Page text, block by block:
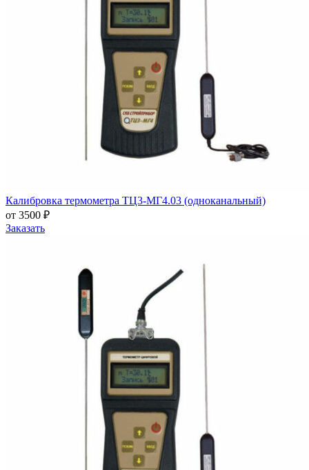
Калибровка термометра ТЦ3-МГ4.03 (одноканальный)
от 3500 ₽
Заказать